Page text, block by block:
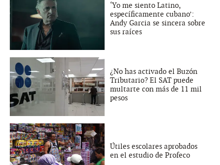
‘Yo me siento Latino,
específicamente cubano’:
Andy Garcia se sincera sobre
sus raíces
¿No has activado el Buzón
Tributario? El SAT puede
multarte con más de 11 mil
pesos
Útiles escolares aprobados
en el estudio de Profeco